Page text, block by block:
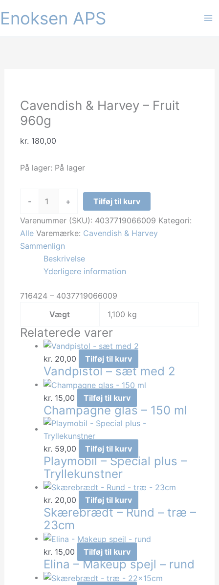
til
Enoksen APS
Cavendish & Harvey – Fruit
960g
kr. 180,00
På lager: På lager
-
Harvey
-
Fruit
+
Tilføj til kurv
Varenummer (SKU): 4037719066009 Kategori:
Alle Varemærke: Cavendish & Harvey
Sammenlign
Beskrivelse
Yderligere information
716424 – 4037719066009
Vægt
1,100 kg
Relaterede varer
kr. 20,00 Tilføj til kurv
Vandpistol – sæt med 2
kr. 15,00 Tilføj til kurv
Champagne glas – 150 ml
kr. 59,00 Tilføj til kurv
Playmobil – Special plus –
Tryllekunstner
kr. 20,00 Tilføj til kurv
Skærebrædt – Rund – træ –
23cm
kr. 15,00 Tilføj til kurv
Elina – Makeup spejl – rund